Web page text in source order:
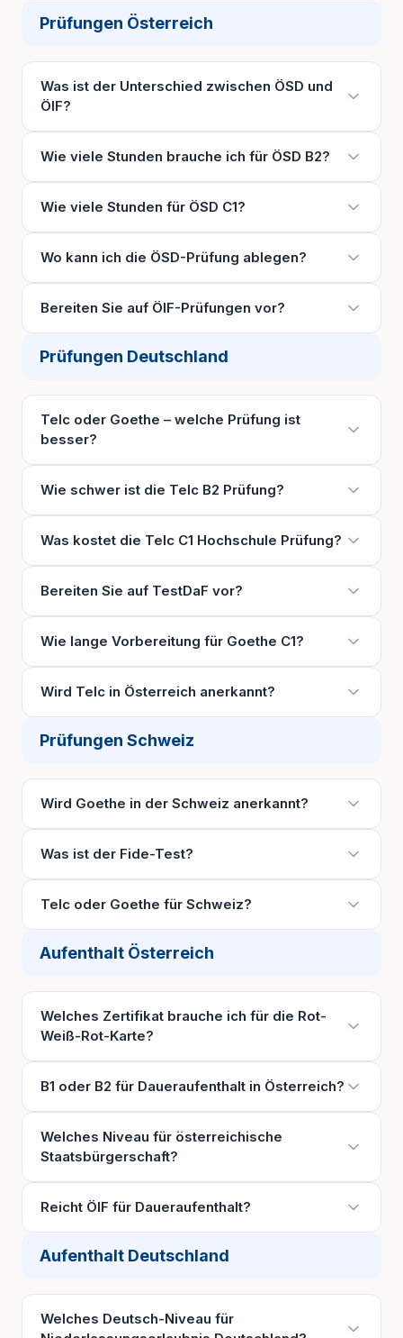
Prüfungen Österreich
Was ist der Unterschied zwischen ÖSD und
ÖIF?
Wie viele Stunden brauche ich für ÖSD B2?
Wie viele Stunden für ÖSD C1?
Wo kann ich die ÖSD-Prüfung ablegen?
Bereiten Sie auf ÖIF-Prüfungen vor?
Prüfungen Deutschland
Telc oder Goethe – welche Prüfung ist
besser?
Wie schwer ist die Telc B2 Prüfung?
Was kostet die Telc C1 Hochschule Prüfung?
Bereiten Sie auf TestDaF vor?
Wie lange Vorbereitung für Goethe C1?
Wird Telc in Österreich anerkannt?
Prüfungen Schweiz
Wird Goethe in der Schweiz anerkannt?
Was ist der Fide-Test?
Telc oder Goethe für Schweiz?
Aufenthalt Österreich
Welches Zertifikat brauche ich für die Rot-
Weiß-Rot-Karte?
B1 oder B2 für Daueraufenthalt in Österreich?
Welches Niveau für österreichische
Staatsbürgerschaft?
Reicht ÖIF für Daueraufenthalt?
Aufenthalt Deutschland
Welches Deutsch-Niveau für